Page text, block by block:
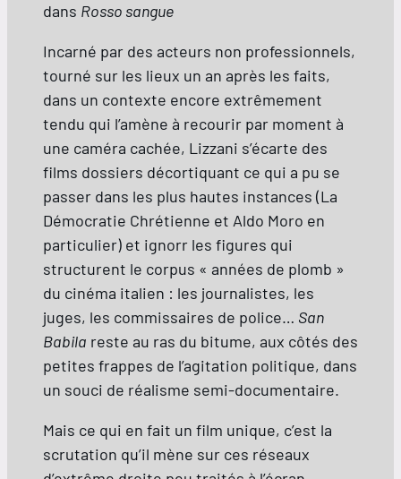
dans Rosso sangue
Incarné par des acteurs non professionnels,
tourné sur les lieux un an après les faits,
dans un contexte encore extrêmement
tendu qui l’amène à recourir par moment à
une caméra cachée, Lizzani s’écarte des
films dossiers décortiquant ce qui a pu se
passer dans les plus hautes instances (La
Démocratie Chrétienne et Aldo Moro en
particulier) et ignorr les figures qui
structurent le corpus « années de plomb »
du cinéma italien : les journalistes, les
juges, les commissaires de police… San
Babila reste au ras du bitume, aux côtés des
petites frappes de l’agitation politique, dans
un souci de réalisme semi-documentaire.
Mais ce qui en fait un film unique, c’est la
scrutation qu’il mène sur ces réseaux